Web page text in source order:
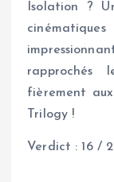
Isolation ?
rapprochés
fièrement
Trilogy !
Verdict : 16 /